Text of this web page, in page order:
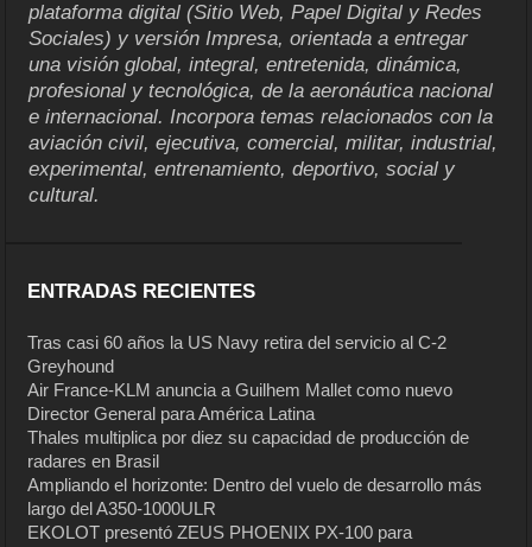
plataforma digital (Sitio Web, Papel Digital y Redes
Sociales) y versión Impresa, orientada a entregar
una visión global, integral, entretenida, dinámica,
profesional y tecnológica, de la aeronáutica nacional
e internacional. Incorpora temas relacionados con la
aviación civil, ejecutiva, comercial, militar, industrial,
experimental, entrenamiento, deportivo, social y
cultural.
ENTRADAS RECIENTES
Tras casi 60 años la US Navy retira del servicio al C-2
Greyhound
Air France-KLM anuncia a Guilhem Mallet como nuevo
Director General para América Latina
Thales multiplica por diez su capacidad de producción de
radares en Brasil
Ampliando el horizonte: Dentro del vuelo de desarrollo más
largo del A350-1000ULR
EKOLOT presentó ZEUS PHOENIX PX-100 para